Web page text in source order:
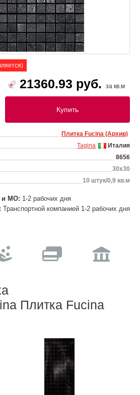
21360.93 руб. за кв.м
Купить
Плитка Fucina (Архив)
Италия
Tagina
8656
30x30
10 штук/0,9 кв.м
и МО: 1-2 рабочих дня
Транспортной компанией 1-2 рабочих дня
Плитка Fucina